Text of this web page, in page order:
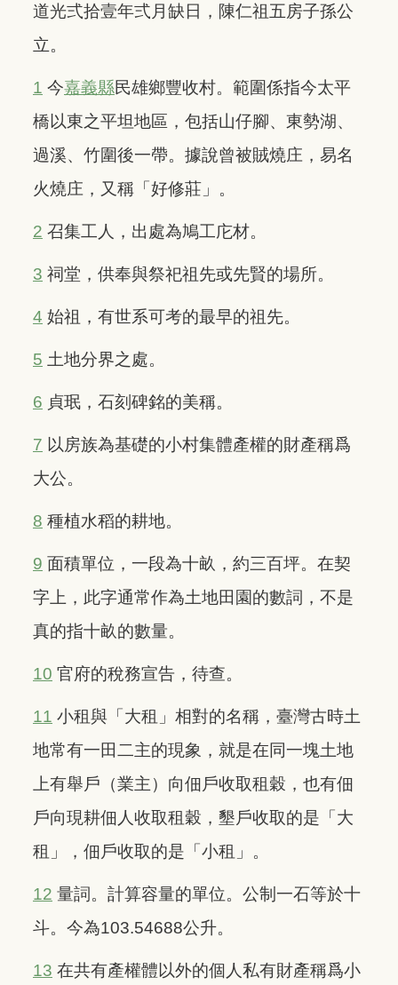
道光弍拾壹年弍月缺日，陳仁祖五房子孫公
立。
1 今嘉義縣民雄鄉豐收村。範圍係指今太平
橋以東之平坦地區，包括山仔腳、東勢湖、
過溪、竹圍後一帶。據說曾被賊燒庄，易名
火燒庄，又稱「好修莊」。
2 召集工人，出處為鳩工庀材。
3 祠堂，供奉與祭祀祖先或先賢的場所。
4 始祖，有世系可考的最早的祖先。
5 土地分界之處。
6 貞珉，石刻碑銘的美稱。
7 以房族為基礎的小村集體產權的財產稱爲
大公。
8 種植水稻的耕地。
9 面積單位，一段為十畝，約三百坪。在契
字上，此字通常作為土地田園的數詞，不是
真的指十畝的數量。
10 官府的稅務宣告，待查。
11 小租與「大租」相對的名稱，臺灣古時土
地常有一田二主的現象，就是在同一塊土地
上有舉戶（業主）向佃戶收取租穀，也有佃
戶向現耕佃人收取租穀，墾戶收取的是「大
租」，佃戶收取的是「小租」。
12 量詞。計算容量的單位。公制一石等於十
斗。今為103.54688公升。
13 在共有產權體以外的個人私有財產稱爲小